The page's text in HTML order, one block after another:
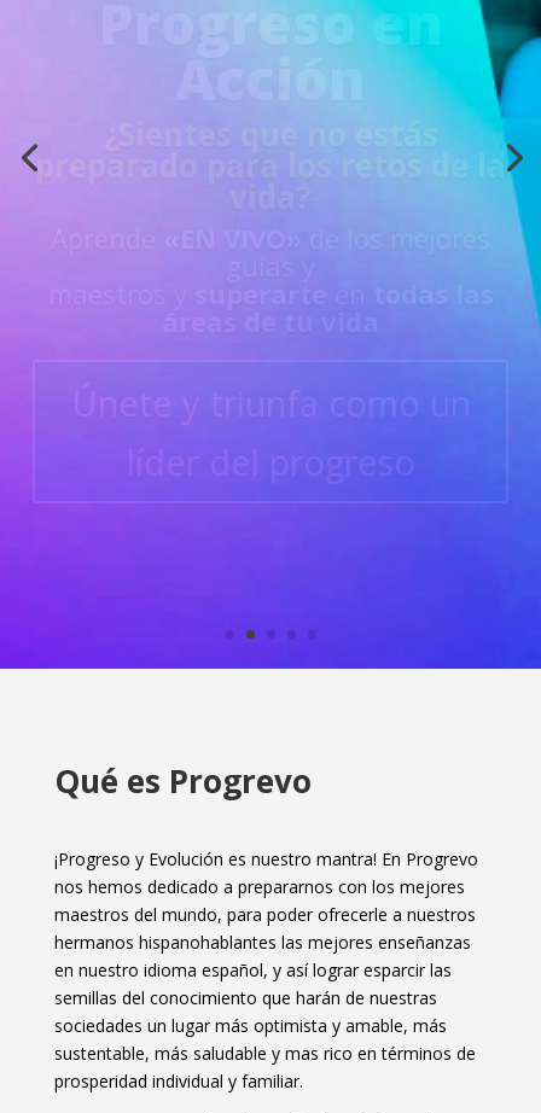
¿Sientes que no estás
preparado para los retos de la
de los mejores
Únete y triunfa como un
líder del progreso
Qué es Progrevo
¡Progreso y Evolución es nuestro mantra! En Progrevo
nos hemos dedicado a prepararnos con los mejores
maestros del mundo, para poder ofrecerle a nuestros
hermanos hispanohablantes las mejores enseñanzas
en nuestro idioma español, y así lograr esparcir las
semillas del conocimiento que harán de nuestras
sociedades un lugar más optimista y amable, más
sustentable, más saludable y mas rico en términos de
prosperidad individual y familiar.